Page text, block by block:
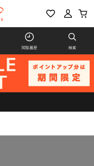
閲覧履歴 検索